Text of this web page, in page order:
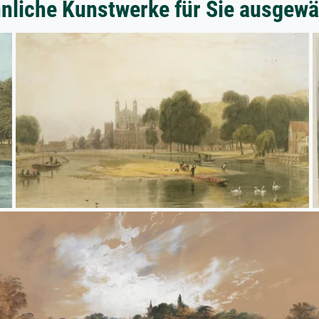
Kunstwerke für Sie